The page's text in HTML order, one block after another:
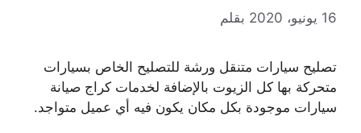
16 يونيو، 2020 بقلم
تصليح سيارات متنقل ورشة للتصليح الخاص بسيارات
متحركة بها كل الزيوت بالإضافة لخدمات كراج صيانة
سيارات موجودة بكل مكان يكون فيه أي عميل متواجد.